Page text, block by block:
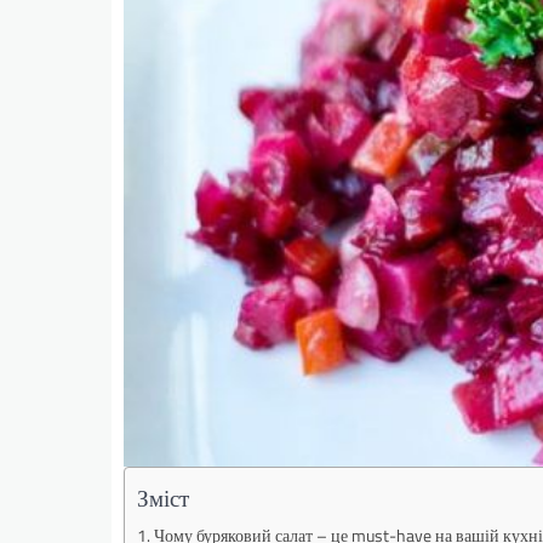
Зміст
Чому буряковий салат – це must-have на вашій